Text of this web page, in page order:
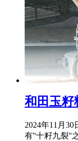
和田玉籽
2024年11月
有''十籽九裂''